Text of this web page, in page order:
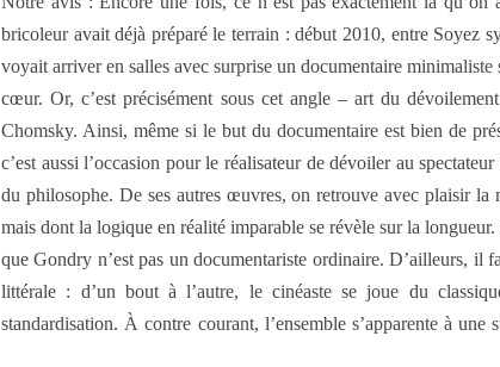
bricoleur avait déjà préparé le terrain : début 2010, entre Soyez
voyait arriver en salles avec surprise un documentaire
cœur. Or, c’est précisément sous cet angle – art du
Chomsky. Ainsi, même si le but du documentaire est bien de
c’est aussi l’occasion pour le réalisateur de dévoiler au
du philosophe. De ses autres œuvres, on retrouve avec plaisir
mais dont la logique en réalité imparable se révèle sur la
que Gondry n’est pas un documentariste ordinaire. D’ailleurs,
littérale : d’un bout à l’autre, le cinéaste se joue du
standardisation. À contre courant, l’ensemble s’apparente à